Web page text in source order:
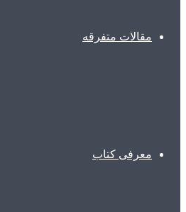
مقالات متفرقه
معرفی کتاب